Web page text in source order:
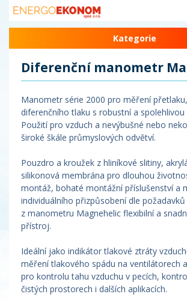
Kategorie
Diferenční manometr
Manometr série 2000 pro měření
diferenčního tlaku s robustní a spolehlivou
Použití pro vzduch a nevýbušné nebo
široké škále průmyslových odvětví.
Pouzdro a kroužek z hliníkové slitiny,
silikonová membrána pro dlouhou
montáž, bohaté montážní příslušenství a
individuálního přizpůsobení dle požadavků
z manometru Magnehelic flexibilní a
přístroj.
Ideální jako indikátor tlakové ztráty
měření tlakového spádu na ventilátorech
pro kontrolu tahu vzduchu v pecích,
čistých prostorech i dalších aplikacích.